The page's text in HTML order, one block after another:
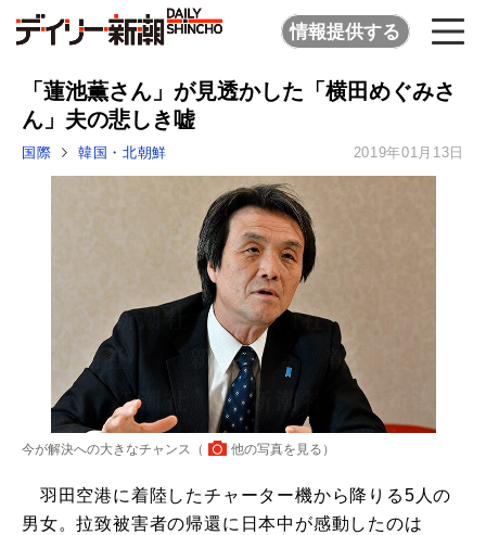
情報提供する
「蓮池薫さん」が見透かした「横田めぐみさ
ん」夫の悲しき嘘
国際 韓国・北朝鮮 2019年01月13日
今が解決への大きなチャンス（ 他の写真を見る ）
羽田空港に着陸したチャーター機から降りる5人の
男女。拉致被害者の帰還に日本中が感動したのは